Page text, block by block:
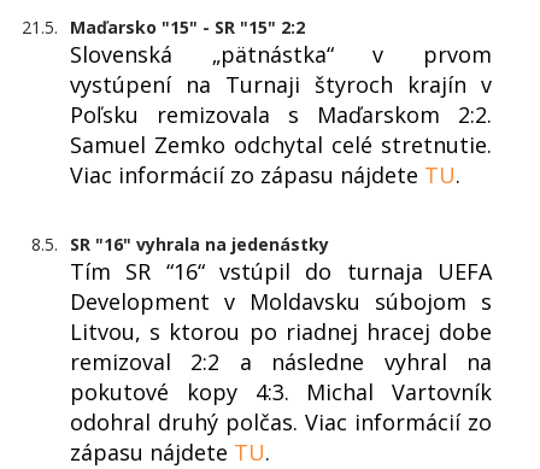
21.5. Maďarsko "15" - SR "15" 2:2
Slovenská „pätnástka“ v prvom
vystúpení na Turnaji štyroch krajín v
Poľsku remizovala s Maďarskom 2:2.
Samuel Zemko odchytal celé stretnutie.
Viac informácií zo zápasu nájdete TU.
8.5. SR "16" vyhrala na jedenástky
Tím SR “16“ vstúpil do turnaja UEFA
Development v Moldavsku súbojom s
Litvou, s ktorou po riadnej hracej dobe
remizoval 2:2 a následne vyhral na
pokutové kopy 4:3. Michal Vartovník
odohral druhý polčas. Viac informácií zo
zápasu nájdete TU.